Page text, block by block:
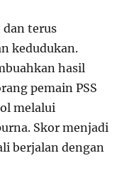
dan terus
kedudukan.
hasil
pemain PSS
melalui
Skor menjadi
berjalan dengan